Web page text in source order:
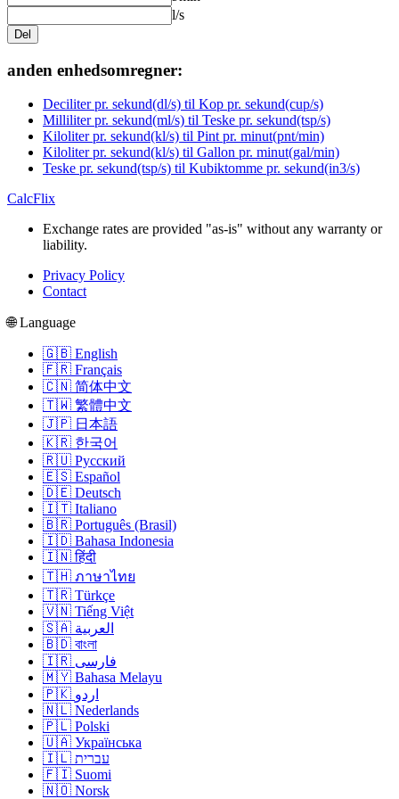
l/s
Del
anden enhedsomregner:
Deciliter pr. sekund(dl/s) til Kop pr. sekund(cup/s)
Milliliter pr. sekund(ml/s) til Teske pr. sekund(tsp/s)
Kiloliter pr. sekund(kl/s) til Pint pr. minut(pnt/min)
Kiloliter pr. sekund(kl/s) til Gallon pr. minut(gal/min)
Teske pr. sekund(tsp/s) til Kubiktomme pr. sekund(in3/s)
CalcFlix
Exchange rates are provided "as-is" without any warranty or
liability.
Privacy Policy
Contact
🌐 Language
🇬🇧 English
🇫🇷 Français
🇨🇳 简体中文
🇹🇼 繁體中文
🇯🇵 日本語
🇰🇷 한국어
🇷🇺 Русский
🇪🇸 Español
🇩🇪 Deutsch
🇮🇹 Italiano
🇧🇷 Português (Brasil)
🇮🇩 Bahasa Indonesia
🇮🇳 हिंदी
🇹🇭 ภาษาไทย
🇹🇷 Türkçe
🇻🇳 Tiếng Việt
🇸🇦 العربية
🇧🇩 বাংলা
🇮🇷 فارسی
🇲🇾 Bahasa Melayu
🇵🇰 اردو
🇳🇱 Nederlands
🇵🇱 Polski
🇺🇦 Українська
🇮🇱 עברית
🇫🇮 Suomi
🇳🇴 Norsk